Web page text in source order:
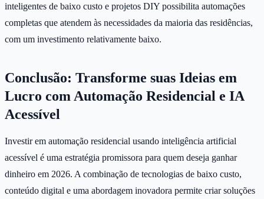
inteligentes de baixo custo e projetos DIY possibilita automações
completas que atendem às necessidades da maioria das residências,
com um investimento relativamente baixo.
Conclusão: Transforme suas Ideias em
Lucro com Automação Residencial e IA
Acessível
Investir em automação residencial usando inteligência artificial
acessível é uma estratégia promissora para quem deseja ganhar
dinheiro em 2026. A combinação de tecnologias de baixo custo,
conteúdo digital e uma abordagem inovadora permite criar soluções